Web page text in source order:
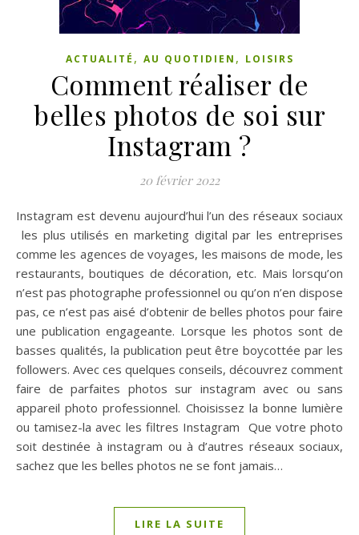
ACTUALITÉ , AU QUOTIDIEN , LOISIRS
Comment réaliser de
belles photos de soi sur
Instagram ?
20 février 2022
Instagram est devenu aujourd’hui l’un des réseaux sociaux
les plus utilisés en marketing digital par les entreprises
comme les agences de voyages, les maisons de mode, les
restaurants, boutiques de décoration, etc. Mais lorsqu’on
n’est pas photographe professionnel ou qu’on n’en dispose
pas, ce n’est pas aisé d’obtenir de belles photos pour faire
une publication engageante. Lorsque les photos sont de
basses qualités, la publication peut être boycottée par les
followers. Avec ces quelques conseils, découvrez comment
faire de parfaites photos sur instagram avec ou sans
appareil photo professionnel. Choisissez la bonne lumière
ou tamisez-la avec les filtres Instagram Que votre photo
soit destinée à instagram ou à d’autres réseaux sociaux,
sachez que les belles photos ne se font jamais…
LIRE LA SUITE